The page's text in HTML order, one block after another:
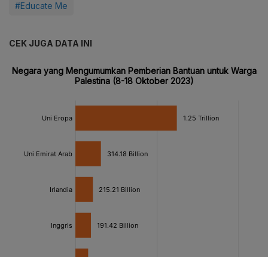
#Educate Me
CEK JUGA DATA INI